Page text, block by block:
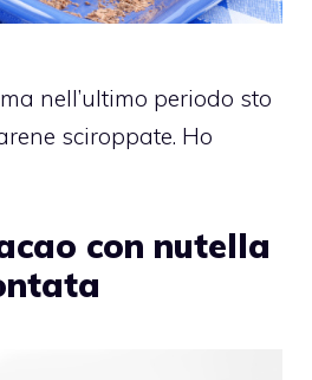
nell’ultimo periodo sto
sciroppate. Ho
con nutella